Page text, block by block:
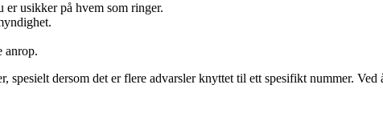
usikker på hvem som ringer.
anrop.
dersom det er flere advarsler knyttet til ett spesifikt nummer. Ved